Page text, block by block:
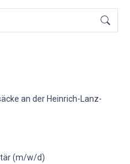
an der Heinrich-Lanz-
(m/w/d)